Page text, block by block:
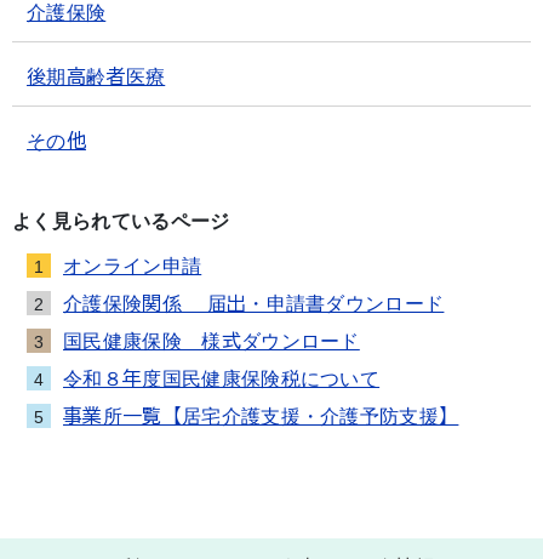
介護保険
後期高齢者医療
その他
よく見られているページ
1 オンライン申請
2 介護保険関係 届出・申請書ダウンロード
3 国民健康保険 様式ダウンロード
4 令和８年度国民健康保険税について
5 事業所一覧【居宅介護支援・介護予防支援】